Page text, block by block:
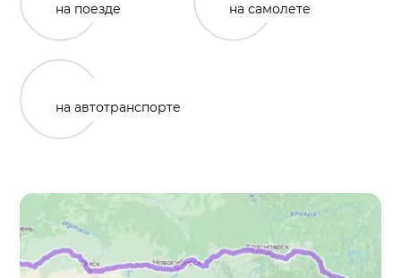
на поезде на самолете
на автотранспорте